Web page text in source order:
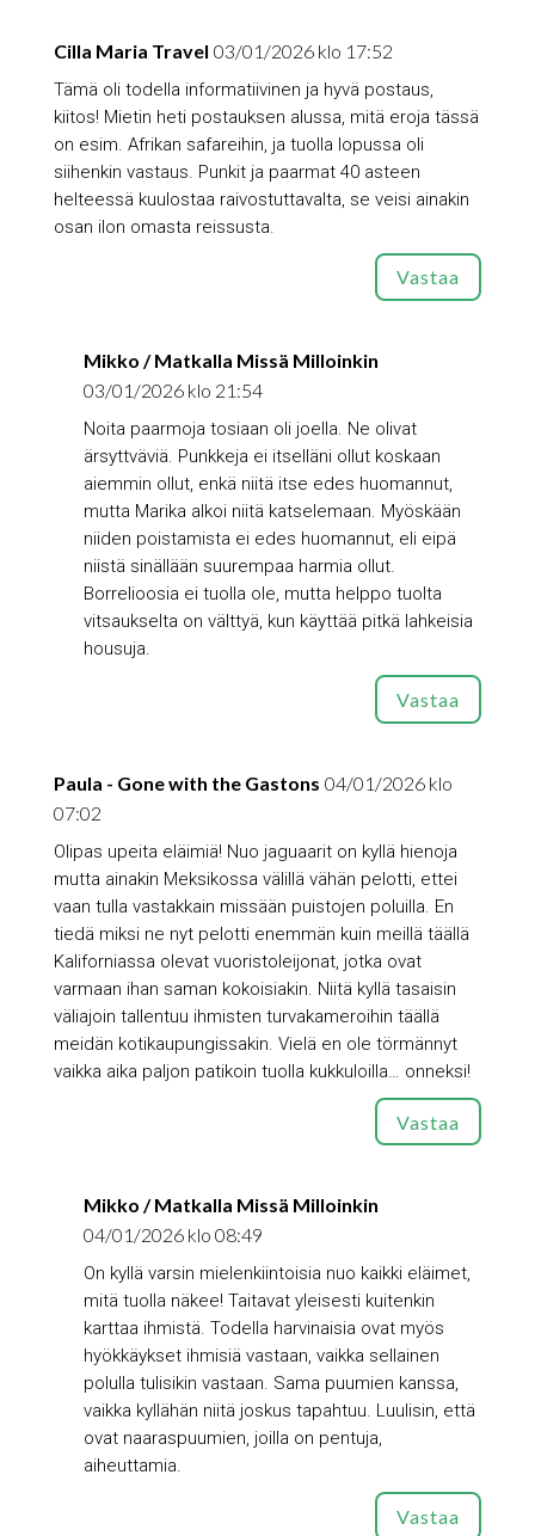
Cilla Maria Travel 03/01/2026 klo 17:52
Tämä oli todella informatiivinen ja hyvä postaus,
kiitos! Mietin heti postauksen alussa, mitä eroja tässä
on esim. Afrikan safareihin, ja tuolla lopussa oli
siihenkin vastaus. Punkit ja paarmat 40 asteen
helteessä kuulostaa raivostuttavalta, se veisi ainakin
osan ilon omasta reissusta.
Vastaa
Mikko / Matkalla Missä Milloinkin
03/01/2026 klo 21:54
Noita paarmoja tosiaan oli joella. Ne olivat
ärsyttväviä. Punkkeja ei itselläni ollut koskaan
aiemmin ollut, enkä niitä itse edes huomannut,
mutta Marika alkoi niitä katselemaan. Myöskään
niiden poistamista ei edes huomannut, eli eipä
niistä sinällään suurempaa harmia ollut.
Borrelioosia ei tuolla ole, mutta helppo tuolta
vitsaukselta on välttyä, kun käyttää pitkä lahkeisia
housuja.
Vastaa
Paula - Gone with the Gastons 04/01/2026 klo
07:02
Olipas upeita eläimiä! Nuo jaguaarit on kyllä hienoja
mutta ainakin Meksikossa välillä vähän pelotti, ettei
vaan tulla vastakkain missään puistojen poluilla. En
tiedä miksi ne nyt pelotti enemmän kuin meillä täällä
Kaliforniassa olevat vuoristoleijonat, jotka ovat
varmaan ihan saman kokoisiakin. Niitä kyllä tasaisin
väliajoin tallentuu ihmisten turvakameroihin täällä
meidän kotikaupungissakin. Vielä en ole törmännyt
vaikka aika paljon patikoin tuolla kukkuloilla… onneksi!
Vastaa
Mikko / Matkalla Missä Milloinkin
04/01/2026 klo 08:49
On kyllä varsin mielenkiintoisia nuo kaikki eläimet,
mitä tuolla näkee! Taitavat yleisesti kuitenkin
karttaa ihmistä. Todella harvinaisia ovat myös
hyökkäykset ihmisiä vastaan, vaikka sellainen
polulla tulisikin vastaan. Sama puumien kanssa,
vaikka kyllähän niitä joskus tapahtuu. Luulisin, että
ovat naaraspuumien, joilla on pentuja,
aiheuttamia.
Vastaa